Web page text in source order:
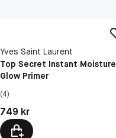
Yves Saint Laurent
Top Secret Instant Moisture
Glow Primer
(4)
Pris: 749 kr
749 kr